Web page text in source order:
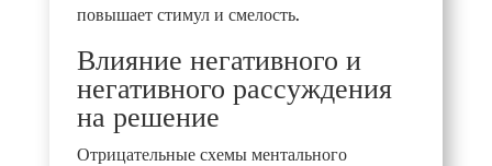
повышает стимул и смелость.
Влияние негативного и
негативного рассуждения
на решение
Отрицательные схемы ментального